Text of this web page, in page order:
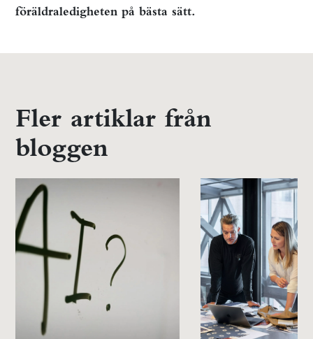
föräldraledigheten på bästa sätt.
Fler artiklar från
bloggen